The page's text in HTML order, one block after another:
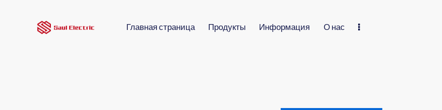
Главная страница Продукты Информация О нас